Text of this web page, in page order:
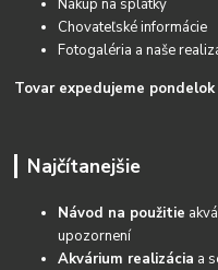
Nákup na splátky
Chovateľské informácie
Fotogaléria a naše
Tovar expedujeme
Najčítanejšie
Návod na použitie
upozornení
Akvárium realizácia a